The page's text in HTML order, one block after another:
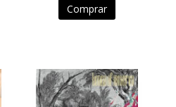
Comprar